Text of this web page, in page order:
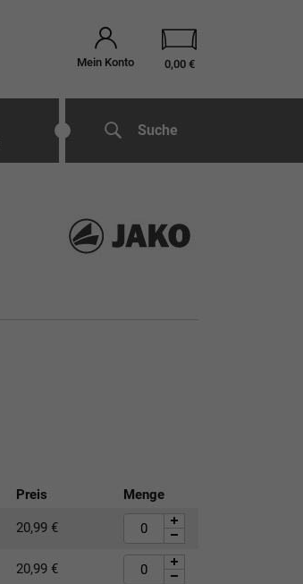
Mein Konto 0,00 €
Suche
Preis Menge
20,99 €
20,99 €